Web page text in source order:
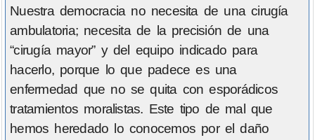
Nuestra democracia no necesita de una cirugía
ambulatoria; necesita de la precisión de una
“cirugía mayor” y del equipo indicado para
hacerlo, porque lo que padece es una
enfermedad que no se quita con esporádicos
tratamientos moralistas. Este tipo de mal que
hemos heredado lo conocemos por el daño